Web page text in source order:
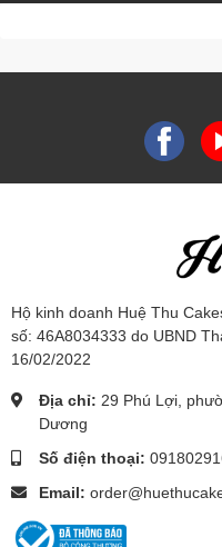
Hộ kinh doanh Huệ Thu
số: 46A8034333 do UBND
16/02/2022
Địa chỉ: 29 Phú Lợi,
Dương
Số điện thoại:
Email: